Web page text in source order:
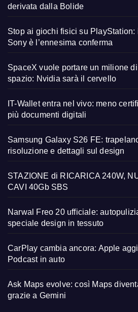
derivata dalla Bolide
Stop ai giochi fisici su PlayStation:
Sony è l’ennesima conferma
SpaceX vuole portare un milione
spazio: Nvidia sarà il cervello
IT-Wallet entra nel vivo: meno
più documenti digitali
Samsung Galaxy S26 FE:
risoluzione e dettagli sul design
STAZIONE di RICARICA 240W,
CAVI 40Gb SBS
Narwal Freo 20 ufficiale:
speciale design in tessuto
CarPlay cambia ancora: Apple
Podcast in auto
Ask Maps evolve: così Maps
grazie a Gemini